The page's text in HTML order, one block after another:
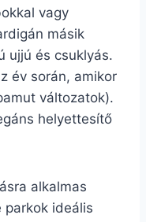
vagy
másik
ujjú és csuklyás.
év során, amikor
változatok).
helyettesítő
alkalmas
parkok ideális